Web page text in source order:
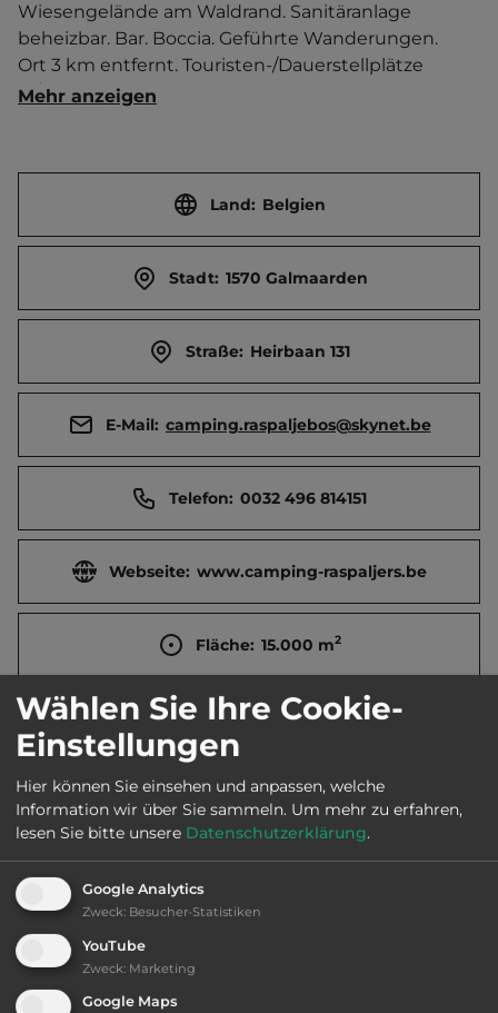
Wiesengelände am Waldrand. Sanitäranlage
beheizbar. Bar. Boccia. Geführte Wanderungen.
Ort 3 km entfernt. Touristen-/Dauerstellplätze
15/100.
Mehr anzeigen
Land: Belgien
Stadt: 1570 Galmaarden
Straße: Heirbaan 131
E-Mail: camping.raspaljebos@skynet.be
Telefon: 0032 496 814151
Webseite: www.camping-raspaljers.be
Fläche: 15.000 m2
Öffnungszeiten: Ganzjährig geöffnet
Telefon: 0032 54 588527
Ausstattung:
bis 15,- Euro
Klassifizierung: ausreichend
Wählen Sie Ihre Cookie-
Einstellungen
Hier können Sie einsehen und anpassen, welche
Information wir über Sie sammeln. Um mehr zu erfahren,
lesen Sie bitte unsere Datenschutzerklärung.
Google Analytics
Zweck: Besucher-Statistiken
YouTube
Zweck: Marketing
Google Maps